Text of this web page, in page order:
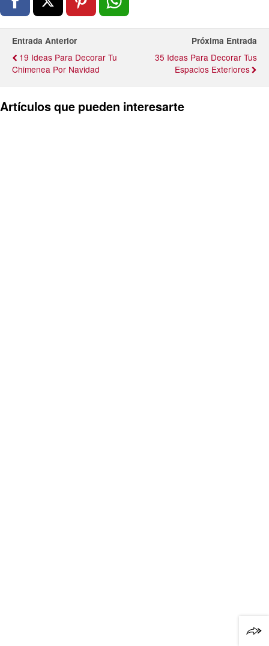
Entrada Anterior
19 Ideas Para Decorar Tu
Chimenea Por Navidad
Próxima Entrada
35 Ideas Para Decorar Tus
Espacios Exteriores
Artículos que pueden interesarte